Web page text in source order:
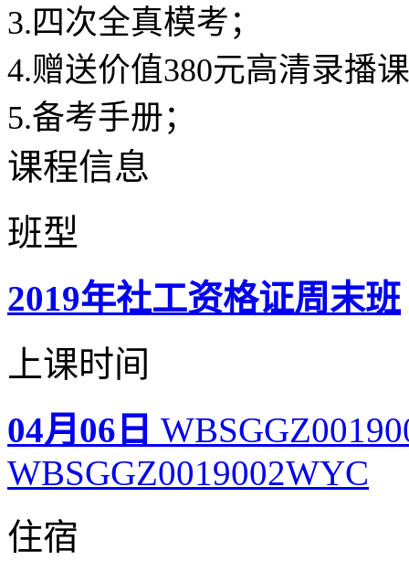
3.四次全真模考；
4.赠送价值380元高清
5.备考手册；
课程信息
班型
2019年社工资格证周末班
上课时间
04月06日
WBSGGZ0019002WYC
住宿